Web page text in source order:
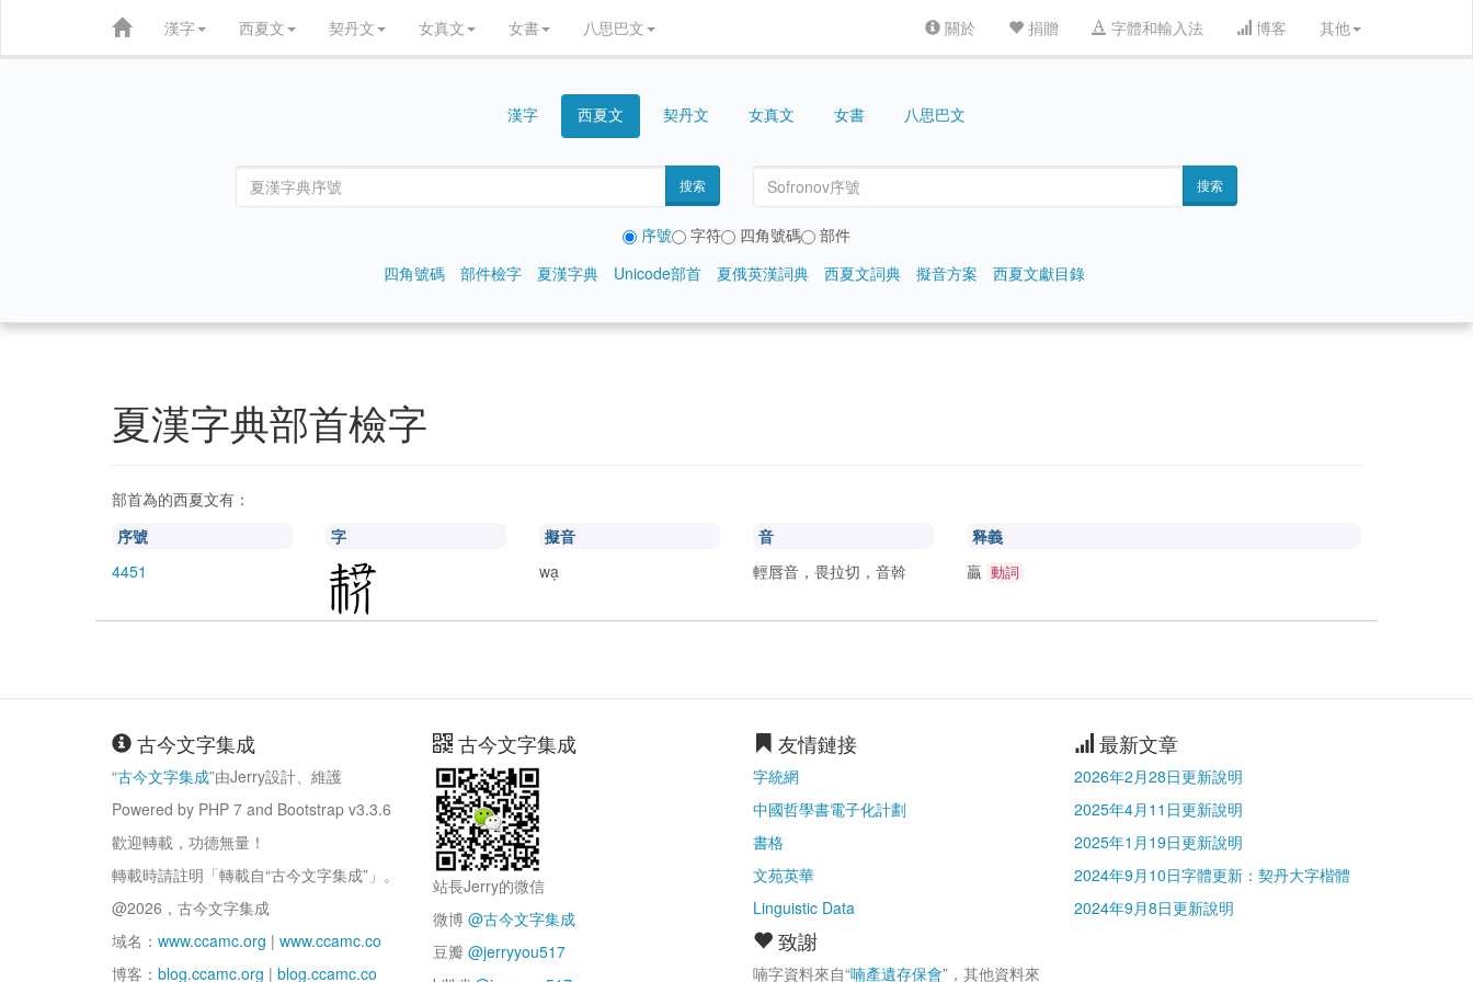
漢字 西夏文 契丹文 女真文 女書 八思巴文 關於 捐贈 字體和輸入法 博客 其他
漢字 西夏文 契丹文 女真文 女書 八思巴文
搜索 搜索
序號 字符 四角號碼
部件
四角號碼
部件檢字 夏漢字典 Unicode部首 夏俄英漢詞典 西夏文詞典 擬音方案 西夏文獻目錄
夏漢字典部首檢字
部首為的西夏文有：
序號
字 擬音 音
释義
4451
wạ 輕唇音，畏拉切，音斡 贏 動詞
古今文字集成
“古今文字集成”由Jerry設計、維護
Powered by PHP 7 and Bootstrap v3.3.6
歡迎轉載，功德無量！
轉載時請註明「轉載自“古今文字集成”」。
@2026，古今文字集成
域名： www.ccamc.org | www.ccamc.co
博客： blog.ccamc.org | blog.ccamc.co
古今文字集成
站長Jerry的微信
微博 @古今文字集成
豆瓣 @jerryyou517
友情鏈接
字統網
中國哲學書電子化計劃
書格
文苑英華
Linguistic Data
致謝
喃字資料來自“喃產遺存保會”，其他資料來
最新文章
2026年2月28日更新說明
2025年4月11日更新說明
2025年1月19日更新說明
2024年9月10日字體更新：契丹大字楷體
2024年9月8日更新說明